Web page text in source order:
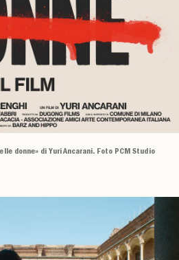
donne» di Yuri Ancarani. Foto PCM Studio